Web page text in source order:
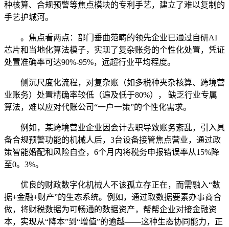
种核算、合规预警等焦点模块的专利手艺，建立了难以复制的
手艺护城河。
。焦点看两点：部门垂曲范畴的领先企业已通过自研AI
芯片和当地化算法模子，实现了复杂账务的个性化处置，凭证
处置准确率可达90%-95%，远超行业平均程度。
侧沉尺度化流程，对复杂账（如多税种夹杂核算、跨境营
业账务）处置精确率较低（遍及低于80%）， 缺乏行业专属
算法，难以应对代账公司“一户一策”的个性化需求。
例如，某跨境营业企业因会计去职导致账务紊乱，引入具
备合规预警功能的机械人后，3台设备接管焦点营业，通过政
策智能婚配和风险自查，6个月内将税务申报错误率从15%降
至0。3%。
优良的财政数字化机械人不该孤立存正在，而需融入“数
据+金融+财产”的生态系统。例如，通过取数据要素办事商合
做，将财税数据为可畅通的数据资产，帮帮企业对接金融资
本，实现从“降本”到“增值”的逾越——这种生态协同能力，正